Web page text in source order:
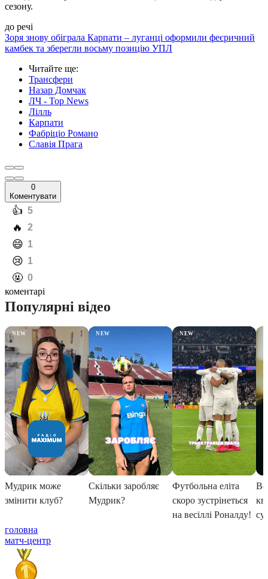
сезону.
до речі
Зоря знову обіграла Карпати – луганці оформили феєричний
камбек та зберегли восьму позицію УПЛ
Читайте ще:
Трансфери
Назар Домчак
ЛЧ - Top News
Лілль
Карпати
Фабріціо Романо
Славія Прага
0
Коментувати
️👍 5
️🔥 2
️😄 1
️😢 1
️🤬 0
коментарі
головна
матч-центр